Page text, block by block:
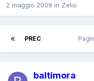
2 maggio 2009 in Zelio
PREC
baltimora